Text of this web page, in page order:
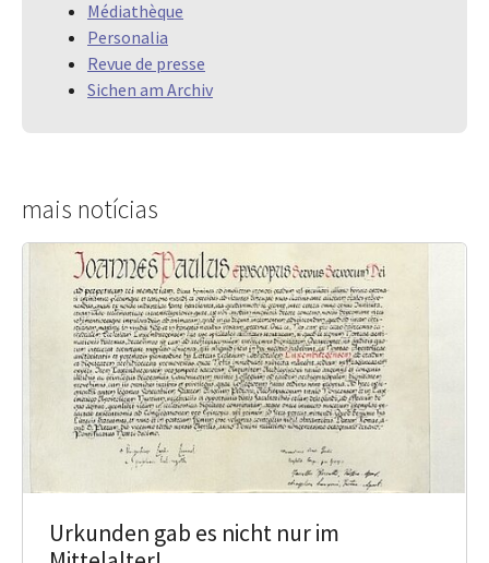
Médiathèque
Personalia
Revue de presse
Sichen am Archiv
mais notícias
Urkunden gab es nicht nur im